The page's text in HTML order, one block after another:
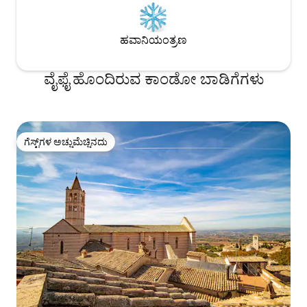
ಹವಾನಿಯಂತ್ರಣ
ವೈಫೈ ಹೊಂದಿರುವ ಕಾಂಡೋ ಬಾಡಿಗೆಗಳು
ಗೆಸ್ಟ್‌ಗಳ ಅಚ್ಚುಮೆಚ್ಚಿನದು
ಗೆಸ್ಟ್‌ಗಳ ಅಚ್ಚುಮೆಚ್ಚಿನದು